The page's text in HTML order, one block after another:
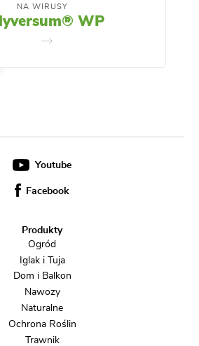
NA WIRUSY
WP
Youtube
Facebook
Produkty
Ogród
Iglak i Tuja
Dom i Balkon
Nawozy
Naturalne
Ochrona Roślin
Trawnik